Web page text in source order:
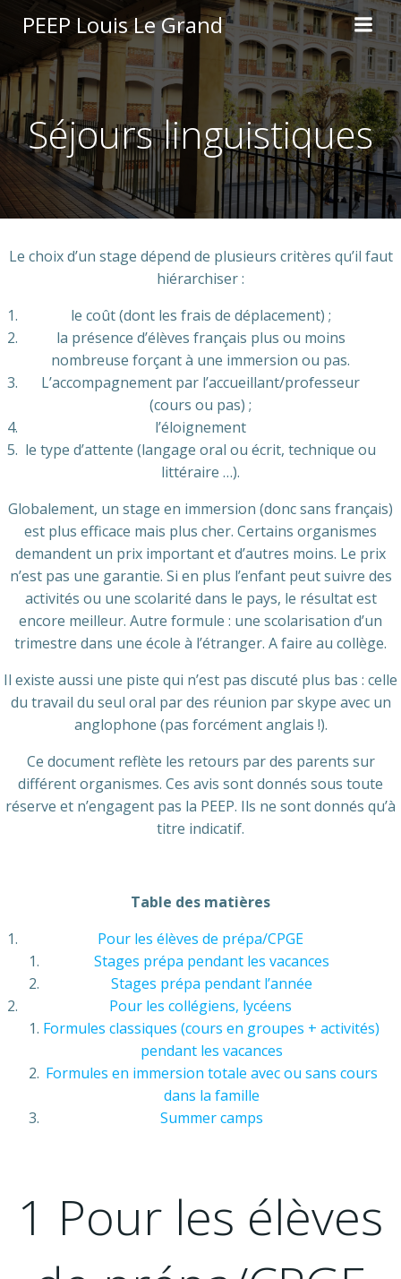
Aller
au
contenu
PEEP Louis Le Grand
Séjours linguistiques
Le choix d’un stage dépend de plusieurs critères qu’il faut
hiérarchiser :
le coût (dont les frais de déplacement) ;
la présence d’élèves français plus ou moins
nombreuse forçant à une immersion ou pas.
L’accompagnement par l’accueillant/professeur
(cours ou pas) ;
l’éloignement
le type d’attente (langage oral ou écrit, technique ou
littéraire …).
Globalement, un stage en immersion (donc sans français)
est plus efficace mais plus cher. Certains organismes
demandent un prix important et d’autres moins. Le prix
n’est pas une garantie. Si en plus l’enfant peut suivre des
activités ou une scolarité dans le pays, le résultat est
encore meilleur. Autre formule : une scolarisation d’un
trimestre dans une école à l’étranger. A faire au collège.
Il existe aussi une piste qui n’est pas discuté plus bas : celle
du travail du seul oral par des réunion par skype avec un
anglophone (pas forcément anglais !).
Ce document reflète les retours par des parents sur
différent organismes. Ces avis sont donnés sous toute
réserve et n’engagent pas la PEEP. Ils ne sont donnés qu’à
titre indicatif.
Table des matières
Pour les élèves de prépa/CPGE
Stages prépa pendant les vacances
Stages prépa pendant l’année
Pour les collégiens, lycéens
Formules classiques (cours en groupes + activités)
pendant les vacances
Formules en immersion totale avec ou sans cours
dans la famille
Summer camps
1 Pour les élèves